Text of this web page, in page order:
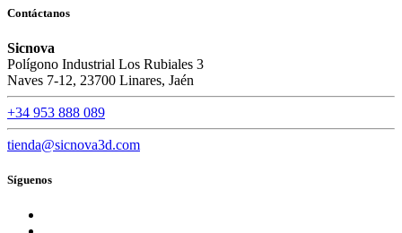
Contáctanos
Sicnova
Polígono Industrial Los Rubiales 3
Naves 7-12, 23700 Linares, Jaén
+34 953 888 089
tienda@sicnova3d.com
Síguenos